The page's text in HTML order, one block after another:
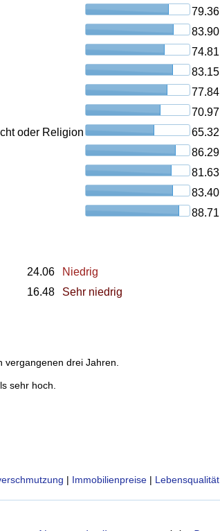
79.36
83.90
74.81
83.15
77.84
70.97
oder Religion
65.32
86.29
81.63
83.40
88.71
24.06
Niedrig
16.48 Sehr niedrig
drei Jahren.
sehr hoch.
| Immobilienpreise | Lebensqualität